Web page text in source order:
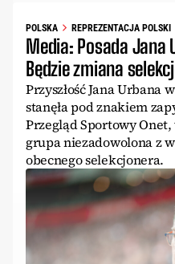
POLSKA REPREZENTACJA POLSKI
Media: Posada Jana
Będzie zmiana
Przyszłość Jana Urbana
stanęła pod znakiem
Przegląd Sportowy Onet,
grupa niezadowolona z
obecnego selekcjonera.